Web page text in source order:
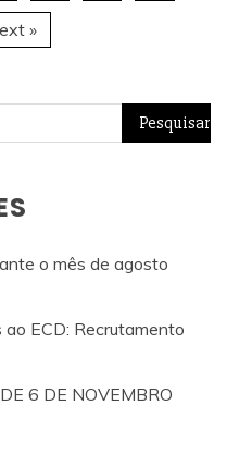
»
o mês de agosto
ECD: Recrutamento
6 DE NOVEMBRO